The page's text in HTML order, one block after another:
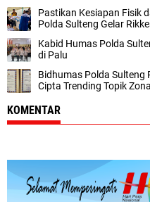
Pastikan Kesiapan Fisik
Polda Sulteng Gelar
Kabid Humas Polda
di Palu
Bidhumas Polda Sulteng
Cipta Trending Topik
KOMENTAR